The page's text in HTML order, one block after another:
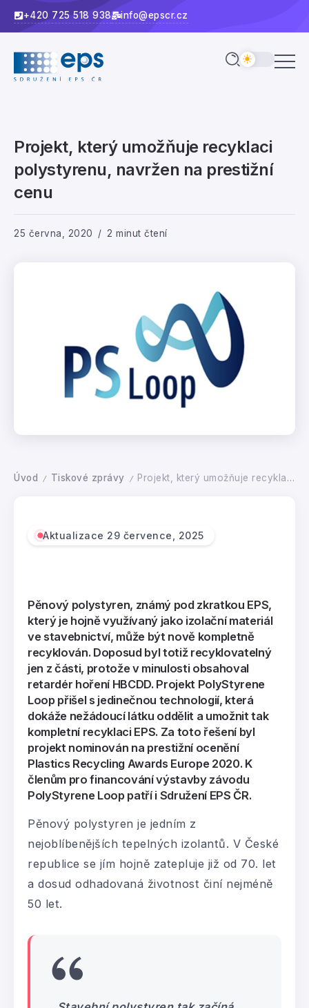
+420 725 518 938 info@epscr.cz
Projekt, který umožňuje recyklaci
polystyrenu, navržen na prestižní
cenu
25 června, 2020 2 minut čtení
Úvod / Tiskové zprávy / Projekt, který umožňuje recyklaci polystyrenu, navržen na prestižní cenu
Aktualizace 29 července, 2025
Pěnový polystyren, známý pod zkratkou EPS,
který je hojně využívaný jako izolační materiál
ve stavebnictví, může být nově kompletně
recyklován. Doposud byl totiž recyklovatelný
jen z části, protože v minulosti obsahoval
retardér hoření HBCDD. Projekt PolyStyrene
Loop přišel s jedinečnou technologií, která
dokáže nežádoucí látku oddělit a umožnit tak
kompletní recyklaci EPS. Za toto řešení byl
projekt nominován na prestižní ocenění
Plastics Recycling Awards Europe 2020. K
členům pro financování výstavby závodu
PolyStyrene Loop patří i Sdružení EPS ČR.
Pěnový polystyren je jedním z
nejoblíbenějších tepelných izolantů. V České
republice se jím hojně zatepluje již od 70. let
a dosud odhadovaná životnost činí nejméně
50 let.